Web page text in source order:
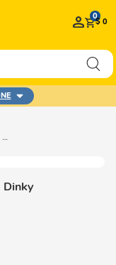
0$ 0
Spray Para Peinar Mascotas Argan
Dinky